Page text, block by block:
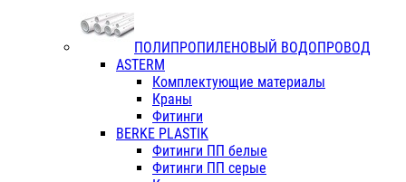
ПОЛИПРОПИЛЕНОВЫЙ ВОДОПРОВОД
ASTERM
Комплектующие материалы
Краны
Фитинги
BERKE PLASTIK
Фитинги ПП белые
Фитинги ПП серые